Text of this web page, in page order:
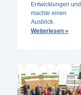
Entwicklungen und
machte einen
Ausblick.
Weiterlesen »